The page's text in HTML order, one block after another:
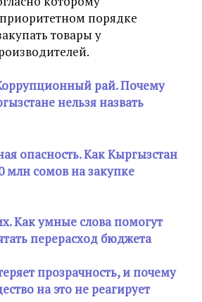
порядке
товары у
рай. Почему
нельзя назвать
опасность. Как Кыргызстан
млн сомов на закупке
Как умные слова помогут
перерасход бюджета
прозрачность, и почему
на это не реагирует